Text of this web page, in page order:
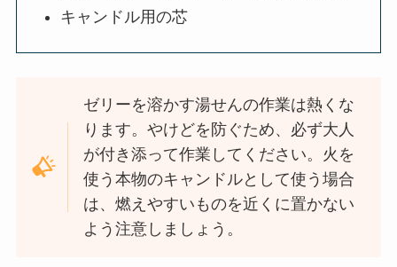
キャンドル用の芯
ゼリーを溶かす湯せんの作業は熱くな
ります。やけどを防ぐため、必ず大人
が付き添って作業してください。火を
使う本物のキャンドルとして使う場合
は、燃えやすいものを近くに置かない
よう注意しましょう。